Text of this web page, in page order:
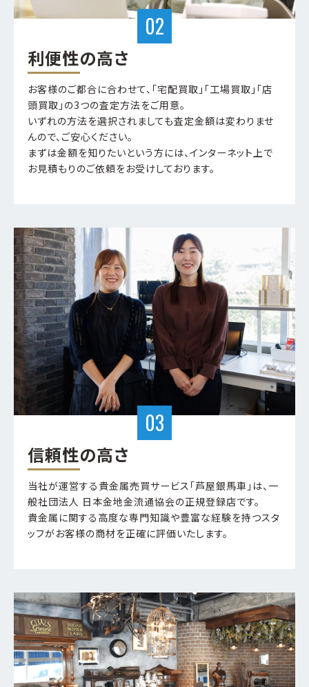
利便性の高さ
お客様のご都合に合わせて、「宅配買取」「工場買取」「店
頭買取」の3つの査定方法をご用意。
いずれの方法を選択されましても査定金額は変わりませ
んので、ご安心ください。
まずは金額を知りたいという方には、インターネット上で
お見積もりのご依頼をお受けしております。
信頼性の高さ
当社が運営する貴金属売買サービス「芦屋銀馬車」は、一
般社団法人 日本金地金流通協会の正規登録店です。
貴金属に関する高度な専門知識や豊富な経験を持つスタ
ッフがお客様の商材を正確に評価いたします。